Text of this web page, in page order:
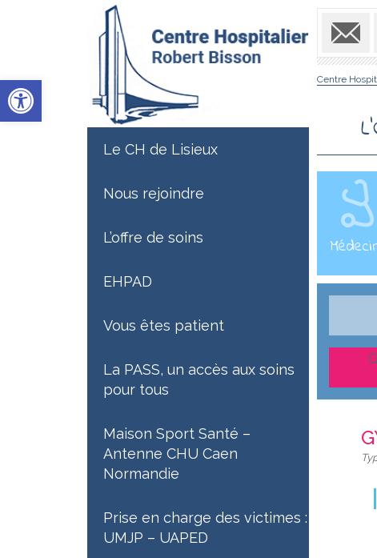
Ouvrir la barre d’outils
Le CH de Lisieux
Nous rejoindre
L’offre de soins
EHPAD
Vous êtes patient
La PASS, un accès aux soins
pour tous
Maison Sport Santé –
Antenne CHU Caen
Normandie
Prise en charge des victimes :
UMJP – UAPED
Centre